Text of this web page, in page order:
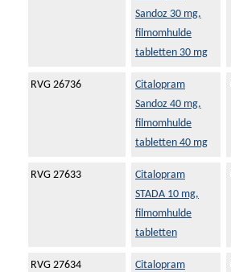
Sandoz 30 mg,
filmomhulde
tabletten 30 mg
RVG 26736
Citalopram
Sandoz 40 mg,
filmomhulde
tabletten 40 mg
RVG 27633
Citalopram
STADA 10 mg,
filmomhulde
tabletten
RVG 27634
Citalopram